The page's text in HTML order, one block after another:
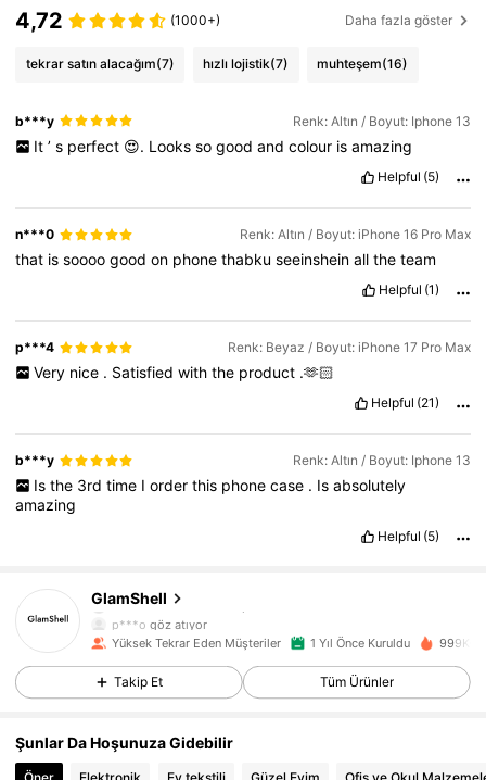
4,72 (1000+) Daha fazla göster
tekrar satın alacağım(7) hızlı lojistik(7) muhteşem(16)
b***y Renk: Altın / Boyut: Iphone 13
It ’ s perfect 😍. Looks so good and colour is amazing
Helpful (5)
n***0 Renk: Altın / Boyut: iPhone 16 Pro Max
that issoooogoodon phonethabkuseeinsheinalltheteam
Helpful (1)
p***4 Renk: Beyaz / Boyut: iPhone 17 Pro Max
Very nice . Satisfied with the product .🫶🏻
Helpful (21)
b***y Renk: Altın / Boyut: Iphone 13
Is the 3rd time I order this phone case . Is absolutely
amazing
Helpful (5)
GlamShell
p***o göz atıyor
4,83
12K Takipçiler
4,83 12K Takipçiler
Yüksek Tekrar Eden Müşteriler 1 Yıl Önce Kuruldu 999K+
Takip Et Tüm Ürünler
Şunlar Da Hoşunuza Gidebilir